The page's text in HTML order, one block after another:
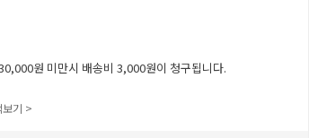
원 미만시 배송비 3,000원이 청구됩니다.
보기 >